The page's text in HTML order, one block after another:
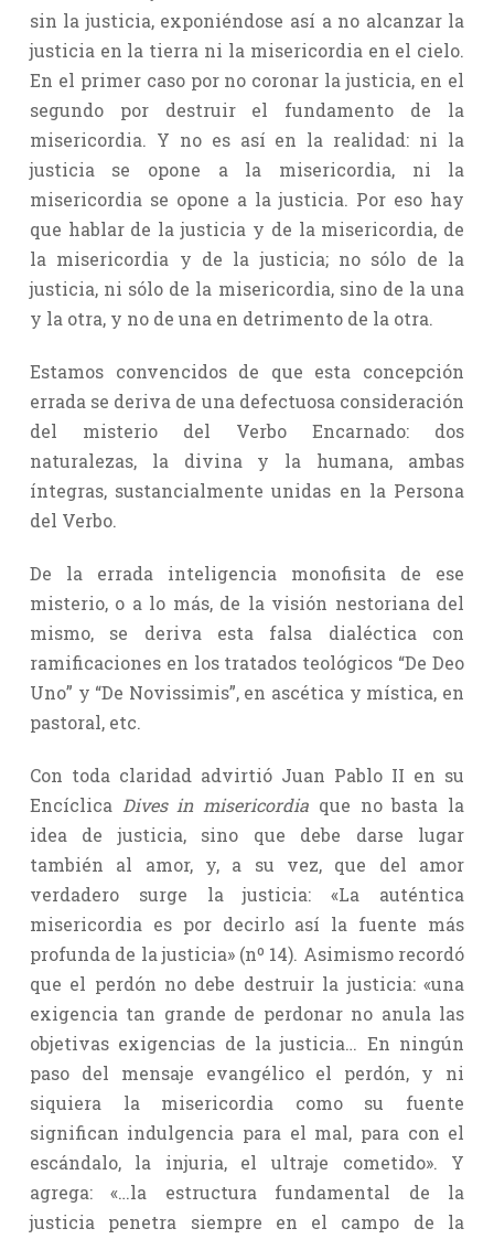
sin la justicia, exponiéndose así a no alcanzar la
justicia en la tierra ni la misericordia en el cielo.
En el primer caso por no coronar la justicia, en el
segundo por destruir el fundamento de la
misericordia. Y no es así en la realidad: ni la
justicia se opone a la misericordia, ni la
misericordia se opone a la justicia. Por eso hay
que hablar de la justicia y de la misericordia, de
la misericordia y de la justicia; no sólo de la
justicia, ni sólo de la misericordia, sino de la una
y la otra, y no de una en detrimento de la otra.
Estamos convencidos de que esta concepción
errada se deriva de una defectuosa consideración
del misterio del Verbo Encarnado: dos
naturalezas, la divina y la humana, ambas
íntegras, sustancialmente unidas en la Persona
del Verbo.
De la errada inteligencia monofisita de ese
misterio, o a lo más, de la visión nestoriana del
mismo, se deriva esta falsa dialéctica con
ramificaciones en los tratados teológicos “De Deo
Uno” y “De Novissimis”, en ascética y mística, en
pastoral, etc.
Con toda claridad advirtió Juan Pablo II en su
Encíclica Dives in misericordia que no basta la
idea de justicia, sino que debe darse lugar
también al amor, y, a su vez, que del amor
verdadero surge la justicia: «La auténtica
misericordia es por decirlo así la fuente más
profunda de la justicia» (nº 14). Asimismo recordó
que el perdón no debe destruir la justicia: «una
exigencia tan grande de perdonar no anula las
objetivas exigencias de la justicia… En ningún
paso del mensaje evangélico el perdón, y ni
siquiera la misericordia como su fuente
significan indulgencia para el mal, para con el
escándalo, la injuria, el ultraje cometido». Y
agrega: «…la estructura fundamental de la
justicia penetra siempre en el campo de la